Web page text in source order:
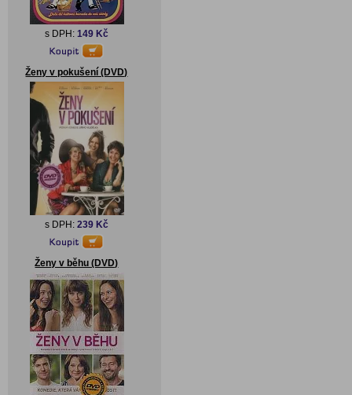
s DPH: 149 Kč
Ženy v pokušení (DVD)
s DPH: 239 Kč
Ženy v běhu (DVD)